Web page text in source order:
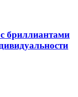
бриллиантами